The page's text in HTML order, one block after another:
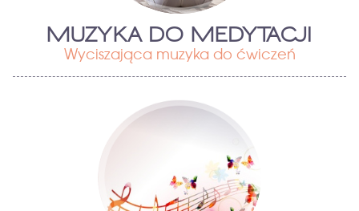
MUZYKA DO MEDYTACJI
Wyciszająca muzyka do ćwiczeń